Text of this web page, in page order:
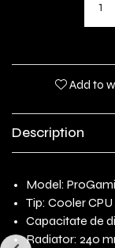
Add to
Description
Model:
Tip: Cooler
Capacitate de
Radiator: 240